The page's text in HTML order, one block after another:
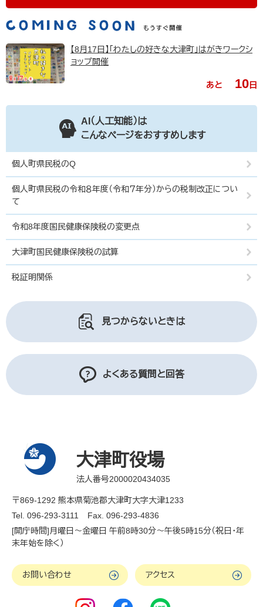
【8月17日】「わたしの好きな大津町」はがきワークシ
ョップ開催
あと 10日
AI（人工知能）は
こんなページをおすすめします
個人町県民税のQ
個人町県民税の令和８年度（令和７年分）からの税制改正につい
て
令和8年度国民健康保険税の変更点
大津町国民健康保険税の試算
税証明関係
見つからないときは
よくある質問と回答
大津町役場
法人番号2000020434035
〒869-1292 熊本県菊池郡大津町大字大津1233
Tel. 096-293-3111
Fax. 096-293-4836
[開庁時間]月曜日～金曜日 午前8時30分～午後5時15分（祝日・年
末年始を除く）
お問い合わせ アクセス